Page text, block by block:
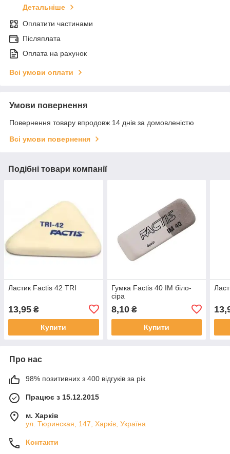
Детальніше
Оплатити частинами
Післяплата
Оплата на рахунок
Всі умови оплати
Умови повернення
Повернення товару впродовж 14 днів за домовленістю
Всі умови повернення
Подібні товари компанії
Ластик Factis 42 TRI
13,95 ₴
Купити
Гумка Factis 40 IM біло-
сіра
8,10₴
Купити
Про нас
98% позитивних з 400 відгуків за рік
Працює з 15.12.2015
м. Харків
ул. Тюринская, 147, Харків, Україна
Контакти